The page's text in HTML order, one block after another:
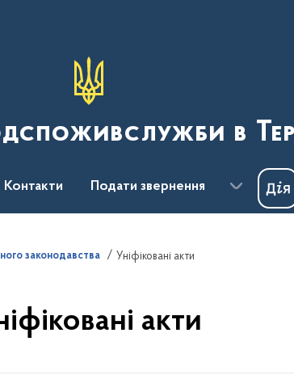
в
Контакти Подати звернення
законодавства Уніфіковані акти
акти